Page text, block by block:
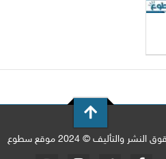
النشر والتأليف © 2024 موقع سطوع